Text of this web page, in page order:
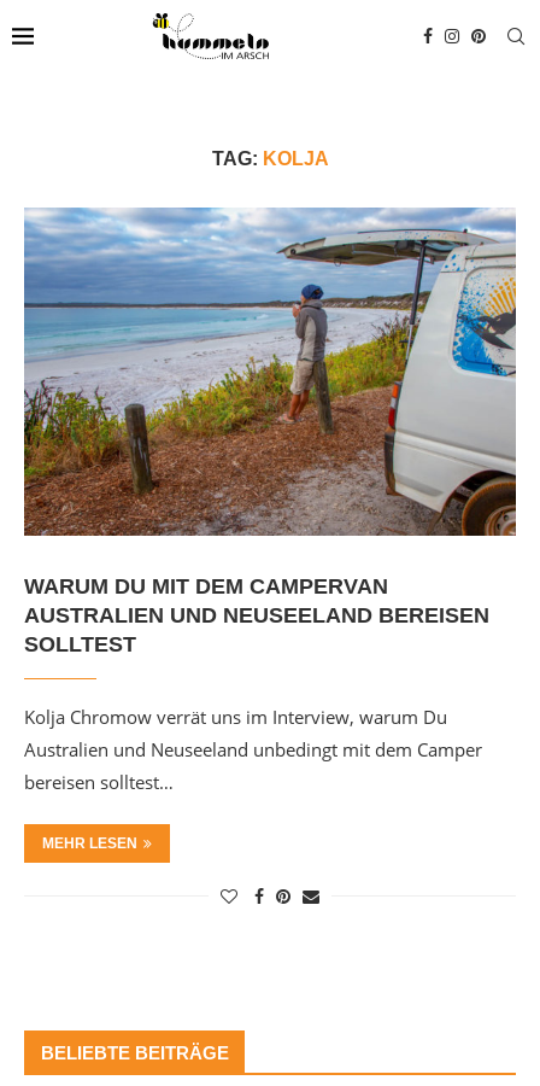
TAG: KOLJA
WARUM DU MIT DEM CAMPERVAN
AUSTRALIEN UND NEUSEELAND BEREISEN
SOLLTEST
Kolja Chromow verrät uns im Interview, warum Du
Australien und Neuseeland unbedingt mit dem Camper
bereisen solltest…
MEHR LESEN
BELIEBTE BEITRÄGE